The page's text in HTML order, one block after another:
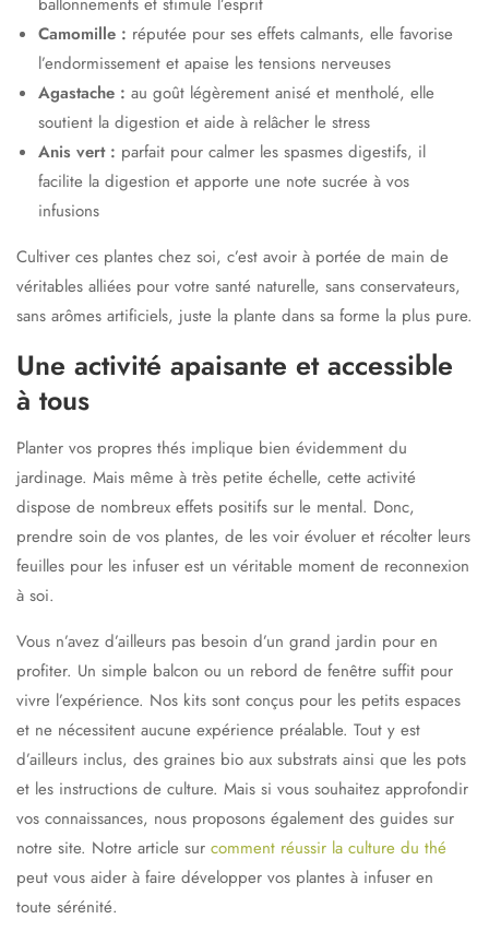
Camomille : réputée pour ses effets calmants, elle favorise
l’endormissement et apaise les tensions nerveuses
Agastache : au goût légèrement anisé et mentholé, elle
soutient la digestion et aide à relâcher le stress
Anis vert: parfait pour calmer les spasmes digestifs, il
facilite la digestion et apporte une note sucrée à vos
infusions
Cultiver ces plantes chez soi, c’est avoir à portée de main de
véritables alliées pour votre santé naturelle, sans conservateurs,
sans arômes artificiels, juste la plante dans sa forme la plus pure.
Une activité apaisante et accessible
à tous
Planter vos propres thés implique bien évidemment du
jardinage. Mais même à très petite échelle, cette activité
dispose de nombreux effets positifs sur le mental. Donc,
prendre soin de vos plantes, de les voir évoluer et récolter leurs
feuilles pour les infuser est un véritable moment de reconnexion
à soi.
Vous n’avez d’ailleurs pas besoin d’un grand jardin pour en
profiter. Un simple balcon ou un rebord de fenêtre suffit pour
vivre l’expérience. Nos kits sont conçus pour les petits espaces
et ne nécessitent aucune expérience préalable. Tout y est
d’ailleurs inclus, des graines bio aux substrats ainsi que les pots
et les instructions de culture. Mais si vous souhaitez approfondir
vos connaissances, nous proposons également des guides sur
notre site. Notre article sur comment réussir la culture du thé
peut vous aider à faire développer vos plantes à infuser en
toute sérénité.